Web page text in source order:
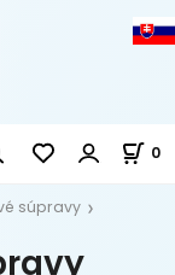
0
súpravy